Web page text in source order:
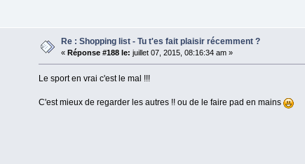
Re : Shopping list - Tu t'es fait plaisir récemment ?
« Réponse #188 le: juillet 07, 2015, 08:16:34 am »
Le sport en vrai c'est le mal !!!
C'est mieux de regarder les autres !! ou de le faire pad en mains